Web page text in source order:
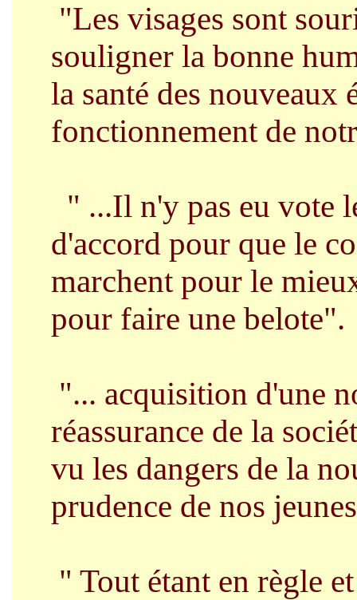
"Les visages sont
souligner la bonne
la santé des nouveaux
fonctionnement de
" ...Il n'y pas eu vote
d'accord pour que le
marchent pour le
pour faire une
"... acquisition d'une
réassurance de la
vu les dangers de la
prudence de nos
" Tout étant en règle